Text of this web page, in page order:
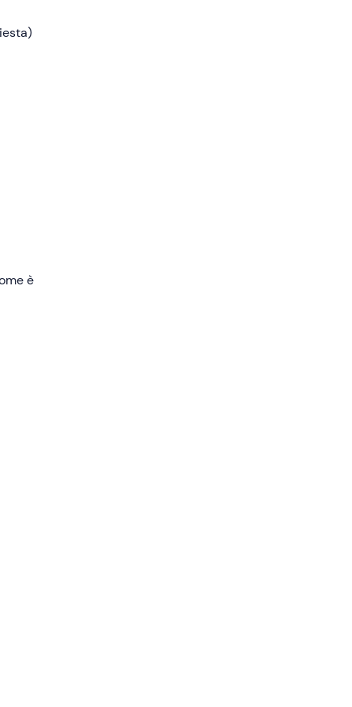
del
è